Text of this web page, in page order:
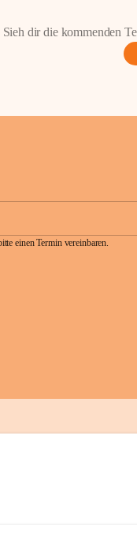
Sieh dir die kommenden
einen Termin vereinbaren.